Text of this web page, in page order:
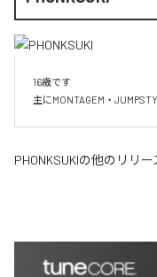
16歳です
主にMONTAGEM・
PHONKSUKIの他のリリー